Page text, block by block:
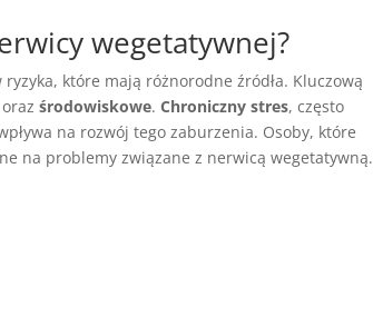
wegetatywnej?
które mają różnorodne źródła. Kluczową
orazśrodowiskowe.Chroniczny stres, często
na rozwój tego zaburzenia. Osoby, które
na problemy związane z nerwicą wegetatywną.